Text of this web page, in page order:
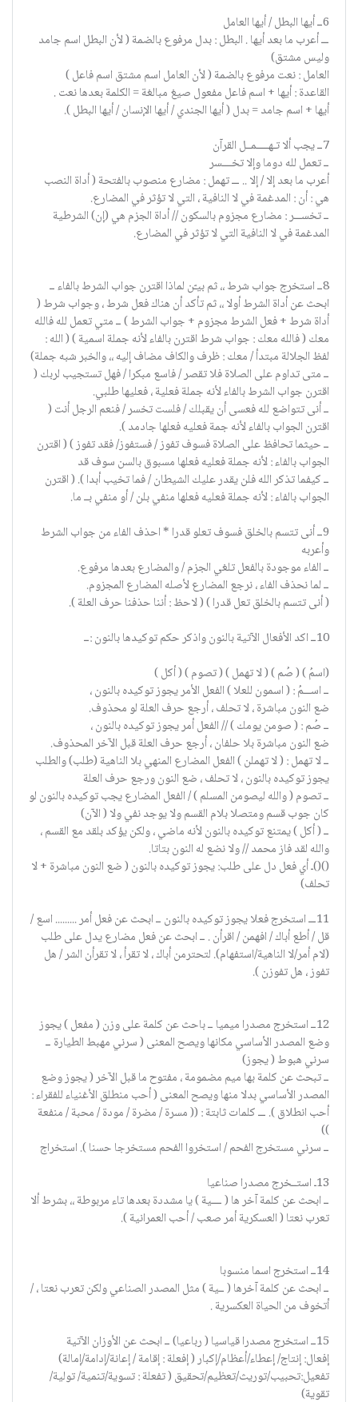
6ــ أيها البطل / أيها العامل
ـــ أعرب ما بعد أيها . البطل : بدل مرفوع بالضمة ( لأن البطل اسم جامد
وليس مشتق)
العامل : نعت مرفوع بالضمة ( لأن العامل اسم مشتق اسم فاعل )
القاعدة : أيها + اسم فاعل مفعول صيغ مبالغة = الكلمة بعدها نعت .
أيها + اسم جامد = بدل ( أيها الجندي / أيها الإنسان / أيها البطل ).
7ــ يجب ألا تـهـــــمــل القرآن
ــ تعمل لله دوما وإلا تخــــسر
أعرب ما بعد إلا / إلا .. ـــ تهمل : مضارع منصوب بالفتحة ( أداة النصب
هي : أن : المدغمة في لا النافية ، التي لا تؤثر في المضارع.
ــ تخســـر : مضارع مجزوم بالسكون // أداة الجزم هي (إن) الشرطية
المدغمة في لا النافية التي لا تؤثر في المضارع.
8ــ استخرج جواب شرط ،، ثم بيـّن لماذا اقترن جواب الشرط بالفاء ــ
ابحث عن أداة الشرط أولا ،، ثم تأكد أن هناك فعل شرط ، وجواب شرط (
أداة شرط + فعل الشرط مجزوم + جواب الشرط ) ــ متي تعمل لله فالله
معك ( فالله معك : جواب شرط اقترن بالفاء لأنه جملة اسمية ) ( الله :
لفظ الجلالة مبتدأ / معك : ظرف والكاف مضاف إليه ،، والخبر شبه جملة)
ــ متى تداوم على الصلاة فلا تقصر / فاسع مبكرا / فهل تستجيب لربك (
اقترن جواب الشرط بالفاء لأنه جملة فعلية ، فعليها طلبي.
ــ أنى تتواضع لله فعسى أن يقبلك / فلست تخسر / فنعم الرجل أنت (
اقترن الجواب بالفاء لأنه جمة فعليه فعلها جادمد ).
ــ حيثما تحافظ على الصلاة فسوف تفوز / فستفوز/ فقد تفوز ) ( اقترن
الجواب بالفاء : لأنه جملة فعليه فعلها مسبوق بالسن سوف قد
ــ كيفما تذكر الله فلن يقدر عليك الشيطان / فما تخيب أبدا ). ( اقترن
الجواب بالفاء : لأنه جملة فعليه فعلها منفي بلن / أو منفي بــ ما.
9ــ أنى تتسم بالخلق فسوف تعلو قدرا * احذف الفاء من جواب الشرط
وأعربه
ــ الفاء موجودة بالفعل تلغي الجزم / والمضارع بعدها مرفوع.
ــ لما نحذف الفاء ، نرجع المضارع لأصله المضارع المجزوم.
( أنى تتسم بالخلق تعل قدرا ) ( لاحظ : أننا حذفنا حرف العلة ).
10ــ اكد الأفعال الآتية بالنون واذكر حكم توكيدها بالنون :ــ
(اسمُ ) ( صُم ) ( لا تهمل ) ( تصوم ) ( أكل )
ــ اســـمُ : ( اسمون للعلا ) الفعل الأمر يجوز توكيده بالنون ،
ضع النون مباشرة ، لا تحلف ، أرجع حرف العلة لو محذوف.
ــ صُم : ( صومن يومك ) // الفعل أمر يجوز توكيده بالنون ،
ضع النون مباشرة بلا حلفان ، أرجع حرف العلة قبل الآخر المحذوف.
ــ لا تهمل : ( لا تهملن ) الفعل المضارع المنهي بلا الناهية (طلب) والطلب
يجوز توكيده بالنون ، لا تحلف ، ضع النون ورجع حرف العلة
ــ تصوم ( والله ليصومن المسلم ) / الفعل المضارع يجب توكيده بالنون لو
كان جوب قسم ومتصلا بلام القسم ولا يوجد نفي ولا ( الآن)
ــ ( أكل ) يمتنع توكيده بالنون لأنه ماضي ، ولكن يؤكد بلقد مع القسم ،
والله لقد فاز محمد // ولا نضع له النون بتاتا.
()()ـ أي فعل دل على طلب: يجوز توكيده بالنون ( ضع النون مباشرة + لا
تحلف)
11ـــ استخرج فعلا يجوز توكيده بالنون ــ ابحث عن فعل أمر ......... اسع /
قل / أطع أباك / افهمن / اقرأن . ــ ابحث عن فعل مضارع يدل على طلب
(لام أمر/لا الناهية/استفهام). لتحترمن أباك ، لا تقرأ ، لا تقرأن الشر / هل
تفوز ، هل تفوزن ).
12ــ استخرج مصدرا ميميا ــ باحث عن كلمة على وزن ( مفعل ) يجوز
وضع المصدر الأساسي مكانها ويصح المعنى ( سرني مهبط الطيارة ــ
سرني هبوط ( يجوز)
ــ تبحث عن كلمة بها ميم مضمومة ، مفتوح ما قبل الآخر ( يجوز وضع
المصدر الأساسي بدلا منها ويصح المعنى ( أحب منطلق الأغنياء للفقراء :
أحب انطلاق ). ـــ كلمات ثابتة : (( مسرة / مضرة / مودة / محبة / منفعة
))
ــ سرني مستخرج الفحم / استخروا الفحم مستخرجا حسنا ). استخراج
13ـ استــخرج مصدرا صناعيا
ــ ابحث عن كلمة آخر ها ( ــــية ) يا مشددة بعدها تاء مربوطة ،، بشرط ألا
تعرب نعتا ( العسكرية أمر صعب / أحب العمرانية ).
14ــ استخرج اسما منسوبا
ــ ابحث عن كلمة آخرها ( ــية ) مثل المصدر الصناعي ولكن تعرب نعتا ، /
أتخوف من الحياة العكسرية .
15ــ استخرج مصدرا قياسيا ( رباعيا) ــ ابحث عن الأوزان الآتية
إفعال: إنتاج/ إعطاء/أعظام/إكبار ( إفعلة : إقامة / إعانة/إدامة/إمالة)
تفعيل:تحبيب/توريث/تعظيم/تحقيق ( تفعلة : تسوية/تنمية/ تولية/
تقوية)